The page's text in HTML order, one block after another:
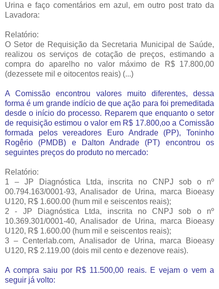
Urina e faço comentários em azul, em outro post trato da
Lavadora:
Relatório:
O Setor de Requisição da Secretaria Municipal de Saúde,
realizou os serviços de cotação de preços, estimando a
compra do aparelho no valor máximo de R$ 17.800,00
(dezessete mil e oitocentos reais) (...)
A Comissão encontrou valores muito diferentes, dessa
forma é um grande indício de que ação para foi premeditada
desde o início do processo. Reparem que enquanto o setor
de requisição estimou o valor em R$ 17.800,oo a Comissão
formada pelos vereadores Euro Andrade (PP), Toninho
Rogêrio (PMDB) e Dalton Andrade (PT) encontrou os
seguintes preços do produto no mercado:
Relatório:
1 – JP Diagnóstica Ltda, inscrita no CNPJ sob o nº
00.794.163/0001-93, Analisador de Urina, marca Bioeasy
U120, R$ 1.600.00 (hum mil e seiscentos reais);
2 - JP Diagnóstica Ltda, inscrita no CNPJ sob o nº
10.369.301/0001-40, Analisador de Urina, marca Bioeasy
U120, R$ 1.600.00 (hum mil e seiscentos reais);
3 – Centerlab.com, Analisador de Urina, marca Bioeasy
U120, R$ 2.119.00 (dois mil cento e dezenove reais).
A compra saiu por R$ 11.500,00 reais. E vejam o vem a
seguir já volto: